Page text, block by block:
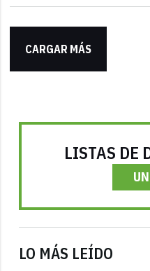
CARGAR MÁS
LISTAS DE
LO MÁS LEÍDO